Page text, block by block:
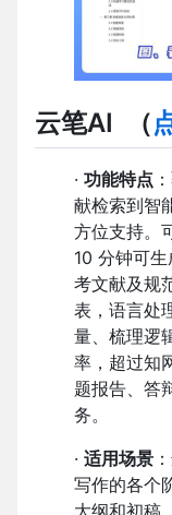
云笔AI （
· 功能特点
献检索到智
方位支持。
10 分钟可
考文献及规
表，语言处
量、梳理逻
率，超过知
题报告、答
务。
· 适用场景
写作的各个